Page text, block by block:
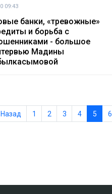
09:43
банки, «тревожные»
и борьба с
- большое
Мадины
Назад 1 2 3 4 5 6